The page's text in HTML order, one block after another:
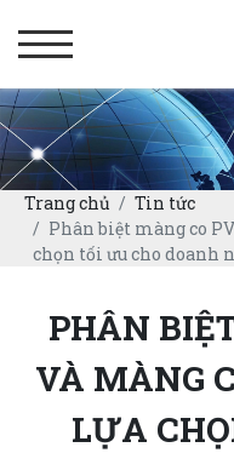
Trang chủ
Tin tức
Phân biệt màng co
chọn tối ưu cho doanh
PHÂN
VÀ MÀNG
LỰA